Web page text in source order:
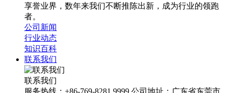
享誉业界，数年来我们不断推陈出新，成为行业的领跑
者。
公司新闻
行业动态
知识百科
联系我们
联系我们
服务热线：+86-769-8281 9999 公司地址：广东省东莞市